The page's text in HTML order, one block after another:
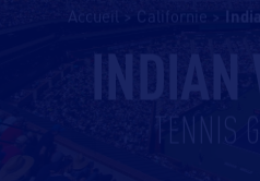
Accueil Californie
INDIAN
TENNIS